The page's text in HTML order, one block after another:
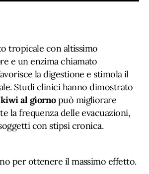
tropicale con altissimo
e un enzima chiamato
la digestione e stimola il
Studi clinici hanno dimostrato
al giornopuò migliorare
la frequenza delle evacuazioni,
con stipsi cronica.
per ottenere il massimo effetto.